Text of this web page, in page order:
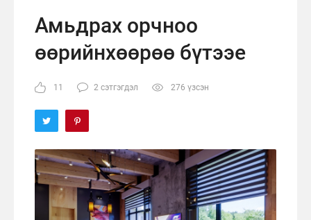
Амьдрах орчноо
өөрийнхөөрөө бүтээе
11 2 сэтгэгдэл 276 үзсэн